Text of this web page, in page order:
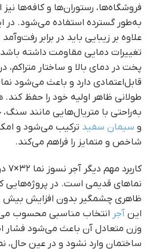
به‌طور گسترده استفاده می‌شود. در
علاوه بر زیبایی باید در برابر
تغییرات دمایی مقاومت داشته
پخت در دمای بالا و ساختار متراکم،
قابل‌اعتمادی دارد و باعث می‌شود
طولانی ظاهر اولیه خود را حفظ
به‌راحتی با متریال‌هایی مانند
و سیمان سفید ترکیب می‌شود و
شاخص و متمایز را فراهم می‌کند.
نماهای قدیمی است. در پروژه‌هایی
ظاهری چشمگیر بدون افزایش بیش
این آجر انتخاب مناسبی محسوب
وزن متعادل آن باعث می‌شود فشار
ساختمان وارد نشود و در عین حال،